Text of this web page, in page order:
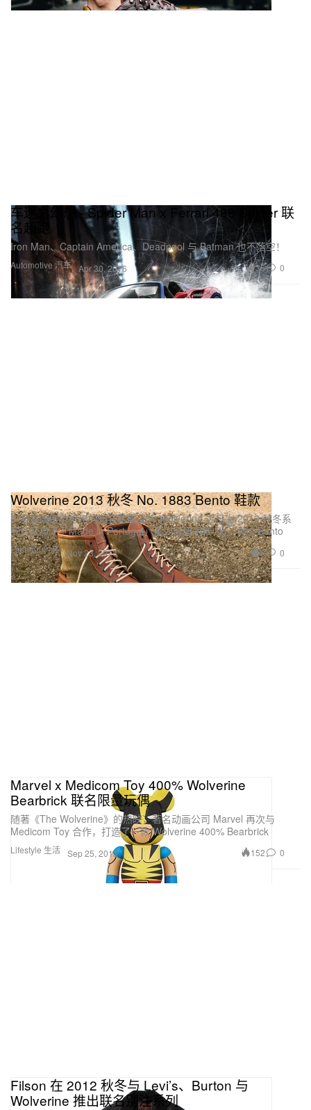
Automotive 汽车
车迷之幻想 - Spider Man x Ferrari 488 Spider 联
名超跑
Iron Man、Captain America、Deadpool 与 Batman 也不落空！
Apr 30, 2016 35 0
Fashion 时装
Wolverine 2013 秋冬 No. 1883 Bento 鞋款
来自美国密歇根州的知名鞋履品牌 Wolverine 近日为 2013 秋冬系
列以及旗下「Made in Portugal」系列添加两款 No. 1883 Bento
Nov 23, 2013 6 0
Lifestyle 生活
Marvel x Medicom Toy 400% Wolverine
Bearbrick 联名限量玩偶
随著《The Wolverine》的热映，著名动画公司 Marvel 再次与
Medicom Toy 合作，打造了一款 Wolverine 400% Bearbrick
Sep 25, 2013 152 0
Filson 在 2012 秋冬与 Levi’s、Burton 与
Wolverine 推出联名别注系列